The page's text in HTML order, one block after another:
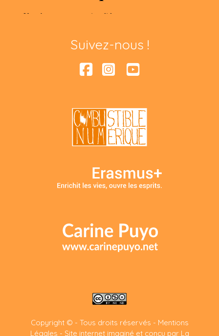
Suivez-nous !
Copyright © - Tous droits réservés - Mentions
Légales - Site internet imaginé et conçu par La